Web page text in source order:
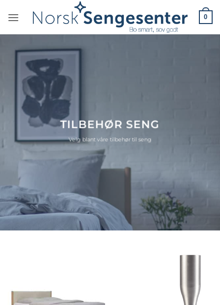
0
TILBEHØR SENG
Velg blant våre tilbehør til seng